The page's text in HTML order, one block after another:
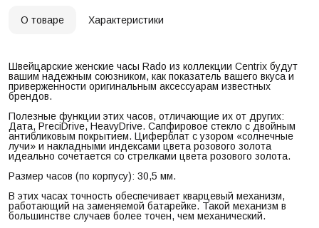
О товаре Характеристики
Швейцарские женские часы Rado из коллекции Centrix будут
вашим надежным союзником, как показатель вашего вкуса и
приверженности оригинальным аксессуарам известных
брендов.
Полезные функции этих часов, отличающие их от других:
Дата, PreciDrive, HeavyDrive. Сапфировое стекло с двойным
антибликовым покрытием. Циферблат с узором «солнечные
лучи» и накладными индексами цвета розового золота
идеально сочетается со стрелками цвета розового золота.
Размер часов (по корпусу): 30,5 мм.
В этих часах точность обеспечивает кварцевый механизм,
работающий на заменяемой батарейке. Такой механизм в
большинстве случаев более точен, чем механический.